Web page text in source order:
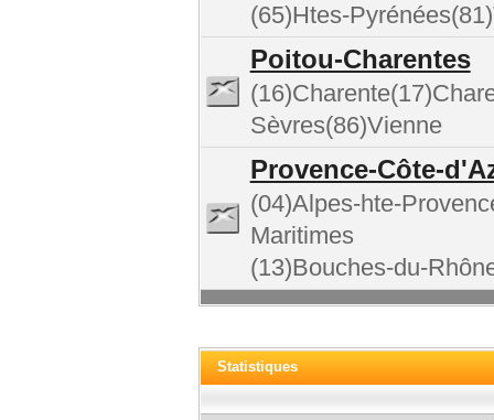
(65)Htes-
Poitou-Charentes
Sèvres(86)Vienne
Provence-Côte-
(04)Alpes-hte-
Maritimes
(13)Bouches-du-
Statistiques